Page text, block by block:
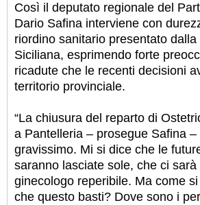
Così il deputato regionale del
Dario Safina interviene con
riordino sanitario presentato
Siciliana, esprimendo forte
ricadute che le recenti decisioni
territorio provinciale.
“La chiusura del reparto di
a Pantelleria – prosegue Safina –
gravissimo. Mi si dice che le
saranno lasciate sole, che ci sarà
ginecologo reperibile. Ma come
che questo basti? Dove sono i